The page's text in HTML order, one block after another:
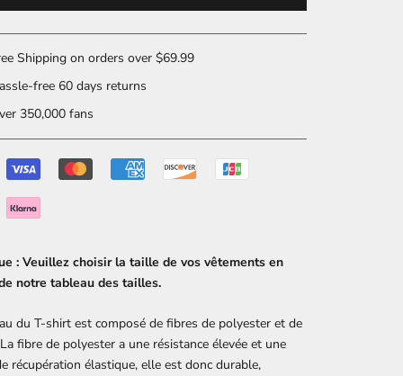
Shipping on orders over $69.99
free 60 days returns
350,000 fans
: Veuillez choisir la taille de vos vêtements en
notre tableau des tailles.
du T-shirt est composé de fibres de polyester et de
fibre de polyester a une résistance élevée et une
récupération élastique, elle est donc durable,